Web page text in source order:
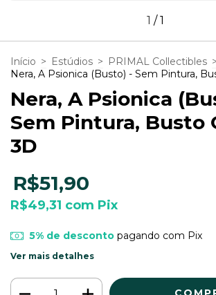
1 /1
Início > Estúdios > PRIMAL Collectibles >
Nera, A Psionica (Busto) - Sem Pintura,
Nera, A Psionica
Sem Pintura, Busto
3D
R$51,90
R$49,31 com Pix
5% de descontopagando com Pix
Ver mais detalhes